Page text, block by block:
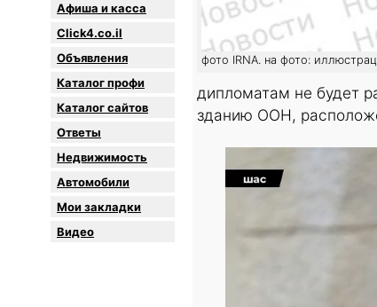
Афиша и касса
Click4.co.il
Объявления
Каталог профи
Каталог сайтов
Oтветы
Недвижимость
Автомобили
Мои закладки
Видео
фото IRNA. на фото:
дипломатам не будет
зданию ООН,